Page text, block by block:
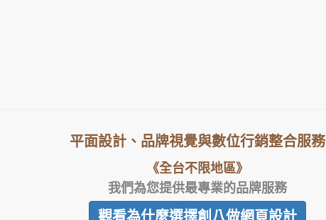
平面設計、品牌視覺與數位行銷整合服務
《全台不限地區》
我們為您提供最專業的品牌服務
觀看為什麼選擇創八做網頁設計